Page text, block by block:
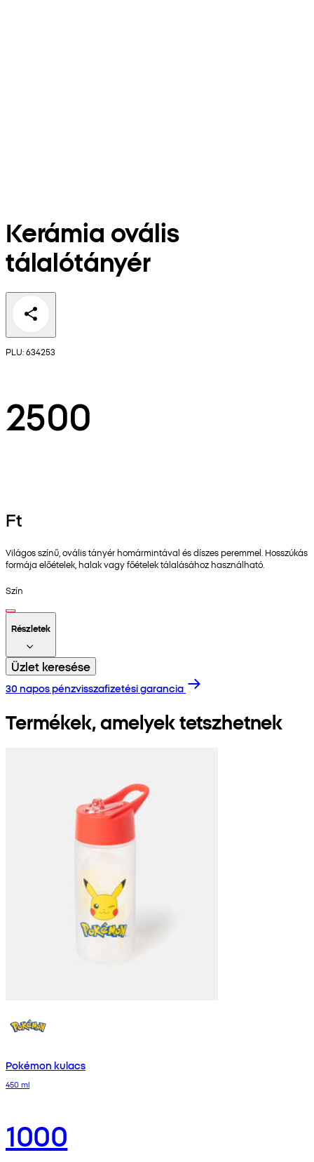
Kerámia ovális
tálalótányér
PLU: 634253
2500
Ft
Világos színű, ovális tányér homármintával és díszes peremmel. Hosszúkás
formája előételek, halak vagy főételek tálalásához használható.
Szín
Részletek
Üzlet keresése
30 napos pénzvisszafizetési garancia
Termékek, amelyek tetszhetnek
Pokémon kulacs
450 ml
1000